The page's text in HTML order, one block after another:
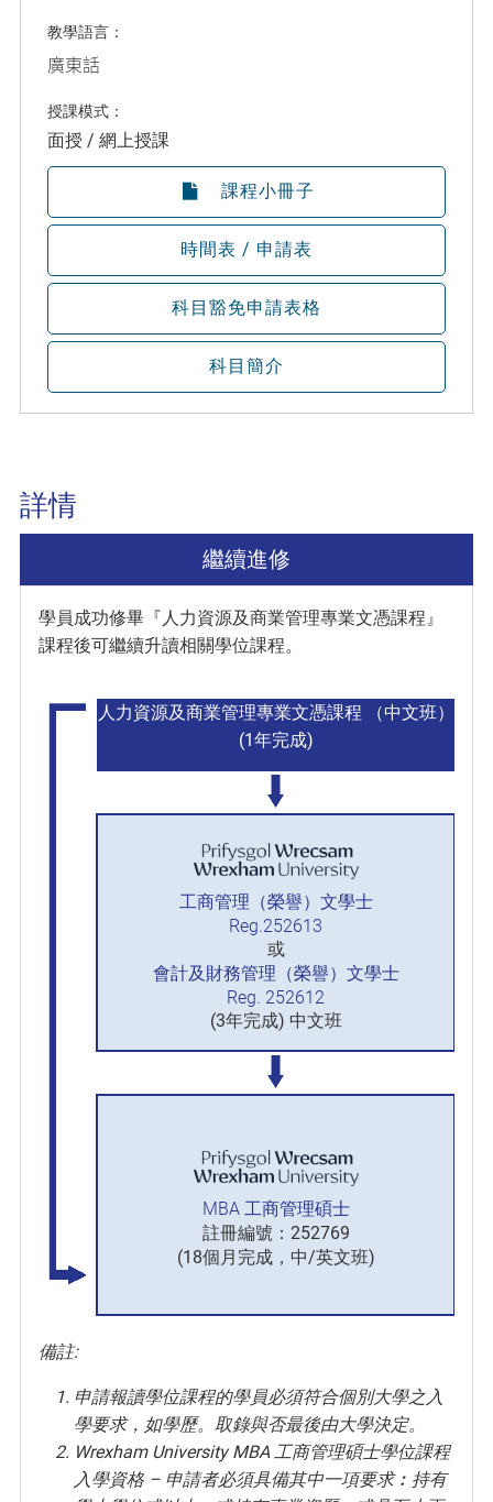
教學語言：
廣東話
授課模式：
面授 / 網上授課
課程小冊子
時間表 / 申請表
科目豁免申請表格
科目簡介
詳情
繼續進修
學員成功修畢『人力資源及商業管理專業文憑課程』
課程後可繼續升讀相關學位課程。
人力資源及商業管理專業文憑課程 （中文班）
(1年完成)
工商管理（榮譽）文學士
Reg.252613
或
會計及財務管理（榮譽）文學士
Reg. 252612
(3年完成) 中文班
MBA 工商管理碩士
註冊編號：252769
(18個月完成，中/英文班)
備註:
申請報讀學位課程的學員必須符合個別大學之入
學要求，如學歷。取錄與否最後由大學決定。
Wrexham University MBA 工商管理碩士學位課程
入學資格 – 申請者必須具備其中一項要求︰持有